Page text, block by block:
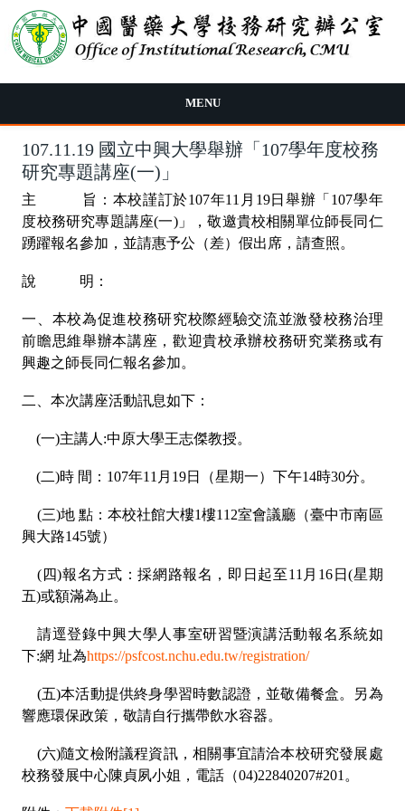
移至主內容
MENU
107.11.19 國立中興大學舉辦「107學年度校務
研究專題講座(一)」
主 旨：本校謹訂於107年11月19日舉辦「107學年
度校務研究專題講座(一)」，敬邀貴校相關單位師長同仁
踴躍報名參加，並請惠予公（差）假出席，請查照。
說 明：
一、本校為促進校務研究校際經驗交流並激發校務治理
前瞻思維舉辦本講座，歡迎貴校承辦校務研究業務或有
興趣之師長同仁報名參加。
二、本次講座活動訊息如下：
(一)主講人:中原大學王志傑教授。
(二)時 間：107年11月19日（星期一）下午14時30分。
(三)地 點：本校社館大樓1樓112室會議廳（臺中市南區
興大路145號）
(四)報名方式：採網路報名，即日起至11月16日(星期
五)或額滿為止。
請逕登錄中興大學人事室研習暨演講活動報名系統如
下:網 址為https://psfcost.nchu.edu.tw/registration/
(五)本活動提供終身學習時數認證，並敬備餐盒。另為
響應環保政策，敬請自行攜帶飲水容器。
(六)隨文檢附議程資訊，相關事宜請洽本校研究發展處
校務發展中心陳貞夙小姐，電話（04)22840207#201。